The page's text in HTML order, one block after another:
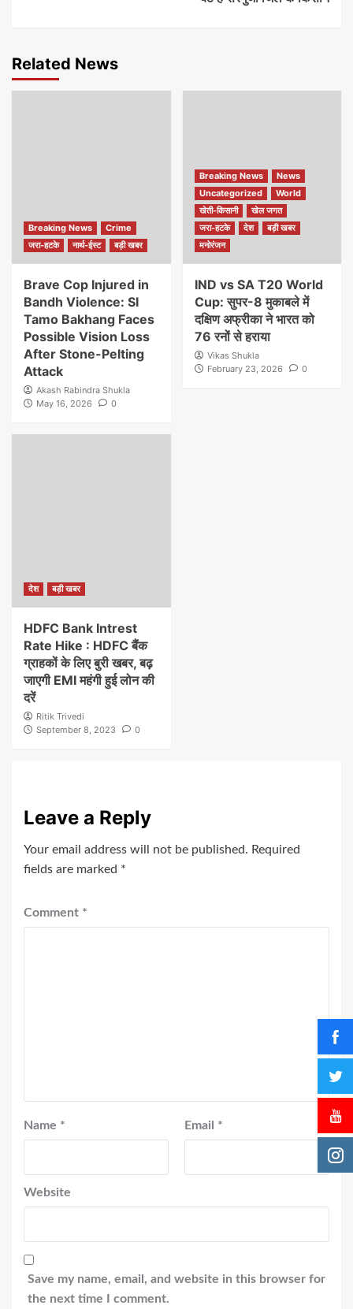
Related News
Breaking News
Crime
जरा-हटके
नार्थ-ईस्ट बड़ी खबर
Brave Cop Injured in
Bandh Violence: SI
Tamo Bakhang Faces
Possible Vision Loss
After Stone-Pelting
Attack
Akash Rabindra Shukla
May 16, 2026
0
Breaking News
News
Uncategorized
World
खेती-किसानी
खेल जगत
जरा-हटके
देश
बड़ी खबर
मनोरंजन
IND vs SA T20 World
Cup: सुपर-8 मुकाबले में
दक्षिण अफ्रीका ने भारत को
76 रनों से हराया
Vikas Shukla
February 23, 2026
0
देश बड़ी खबर
HDFC Bank Intrest
Rate Hike : HDFC बैंक
ग्राहकों के लिए बुरी खबर, बढ़
जाएगी EMI महंगी हुई लोन की
दरें
Ritik Trivedi
September 8, 2023
0
Leave a Reply
Your email address will not be published. Required
fields are marked *
Comment *
Name * Email *
Website
Save my name, email, and website in this browser for
the next time I comment.